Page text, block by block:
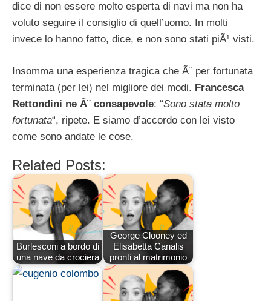
dice di non essere molto esperta di navi ma non ha
voluto seguire il consiglio di quell’uomo. In molti
invece lo hanno fatto, dice, e non sono stati piÃ¹ visti.
Insomma una esperienza tragica che Ã¨ per fortunata
terminata (per lei) nel migliore dei modi. Francesca
Rettondini ne Ã¨ consapevole: “Sono stata molto
fortunata“, ripete. E siamo d’accordo con lei visto
come sono andate le cose.
Related Posts:
Burlesconi a bordo di
una nave da crociera
George Clooney ed
Elisabetta Canalis
pronti al matrimonio